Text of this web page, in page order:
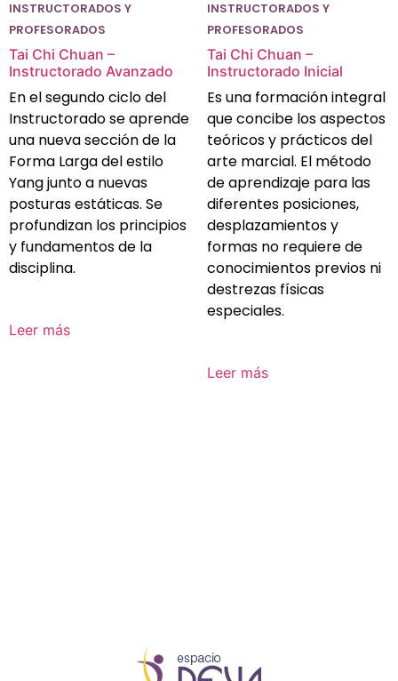
INSTRUCTORADOS Y
PROFESORADOS
Tai Chi Chuan –
Instructorado Avanzado
En el segundo ciclo del
Instructorado se aprende
una nueva sección de la
Forma Larga del estilo
Yang junto a nuevas
posturas estáticas. Se
profundizan los principios
y fundamentos de la
disciplina.
Leer más
INSTRUCTORADOS Y
PROFESORADOS
Tai Chi Chuan –
Instructorado Inicial
Es una formación integral
que concibe los aspectos
teóricos y prácticos del
arte marcial. El método
de aprendizaje para las
diferentes posiciones,
desplazamientos y
formas no requiere de
conocimientos previos ni
destrezas físicas
especiales.
Leer más